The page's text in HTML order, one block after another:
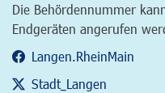
Die Behördennummer
Endgeräten angerufen
Langen.RheinMain
Stadt_Langen